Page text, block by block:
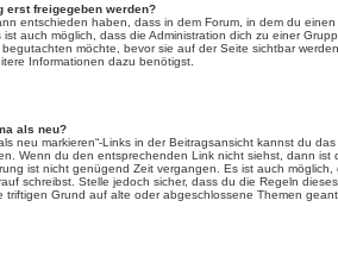
erst freigegeben werden?
entschieden haben, dass in dem Forum, in dem du
auch möglich, dass die Administration dich zu einer
möchte, bevor sie auf der Seite sichtbar
Informationen dazu benötigst.
als neu?
neu markieren“-Links in der Beitragsansicht kannst du
Wenn du den entsprechenden Link nicht siehst, dann ist
ist nicht genügend Zeit vergangen. Es ist auch
schreibst. Stelle jedoch sicher, dass du die Regeln
Grund auf alte oder abgeschlossene Themen